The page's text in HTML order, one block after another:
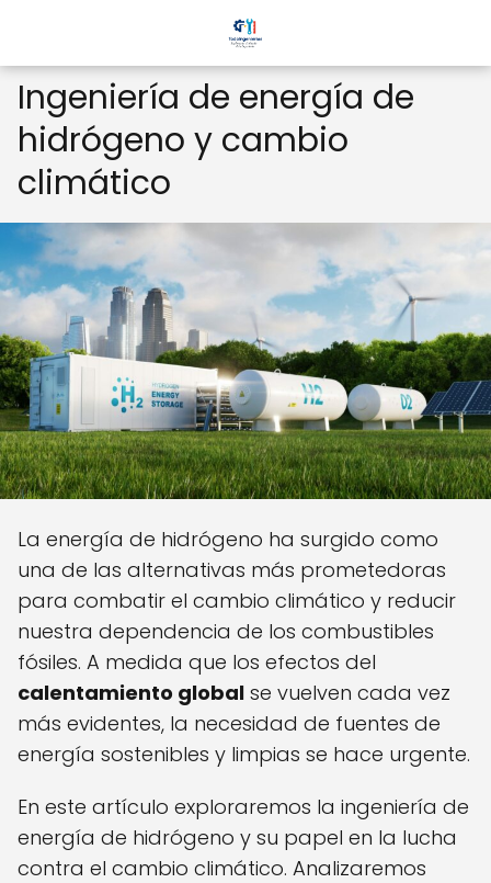
Ingeniería de energía de
hidrógeno y cambio
climático
La energía de hidrógeno ha surgido como
una de las alternativas más prometedoras
para combatir el cambio climático y reducir
nuestra dependencia de los combustibles
fósiles. A medida que los efectos del
calentamiento global se vuelven cada vez
más evidentes, la necesidad de fuentes de
energía sostenibles y limpias se hace urgente.
En este artículo exploraremos la ingeniería de
energía de hidrógeno y su papel en la lucha
contra el cambio climático. Analizaremos